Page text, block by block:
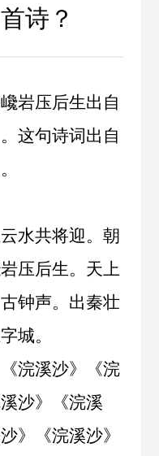
诗？
岩压后生出自
这句诗词出自
水共将迎。朝
压后生。天上
钟声。出秦壮
城。
浣溪沙》《浣
沙》《浣溪
》《浣溪沙》